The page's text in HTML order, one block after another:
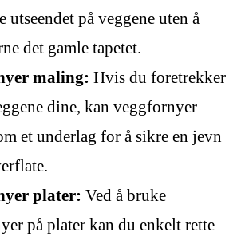
utseendet på veggene uten å
det gamle tapetet.
maling: Hvis du foretrekker
dine, kan veggfornyer
et underlag for å sikre en jevn
plater: Ved å bruke
på plater kan du enkelt rette